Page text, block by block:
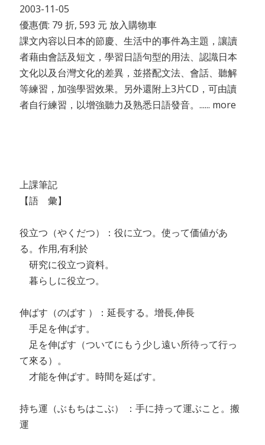
2003-11-05
優惠價: 79 折, 593 元 放入購物車
課文內容以日本的節慶、生活中的事件為主題，讓讀
者藉由會話及短文，學習日語句型的用法、認識日本
文化以及台灣文化的差異，並搭配文法、會話、聽解
等練習，加強學習效果。另外還附上3片CD，可由讀
者自行練習，以增強聽力及熟悉日語發音。...... more
上課筆記
【語 彙】
役立つ（やくだつ）：役に立つ。使って価値があ
る。作用,有利於
研究に役立つ資料。
暮らしに役立つ。
伸ばす（のばす ）：延長する。增長,伸長
手足を伸ばす。
足を伸ばす（ついてにもう少し遠い所待って行っ
て來る）。
才能を伸ばす。時間を延ばす。
持ち運（ぶもちはこぶ） ：手に持って運ぶこと。搬
運